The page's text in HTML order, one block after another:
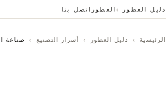
دليل العطور العطور اتصل بنا
الرئيسية › دليل العطور › أسرار التصنيع › صناعة